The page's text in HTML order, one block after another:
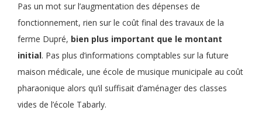
Pas un mot sur l’augmentation des dépenses de
fonctionnement, rien sur le coût final des travaux de la
ferme Dupré, bien plus important que le montant
initial. Pas plus d’informations comptables sur la future
maison médicale, une école de musique municipale au coût
pharaonique alors qu’il suffisait d’aménager des classes
vides de l’école Tabarly.